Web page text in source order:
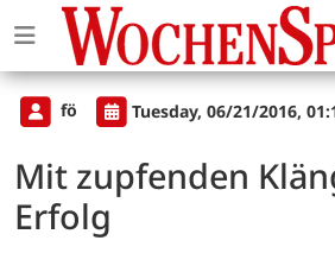
fö Tuesday, 06/21/2016,
Mit zupfenden
Erfolg